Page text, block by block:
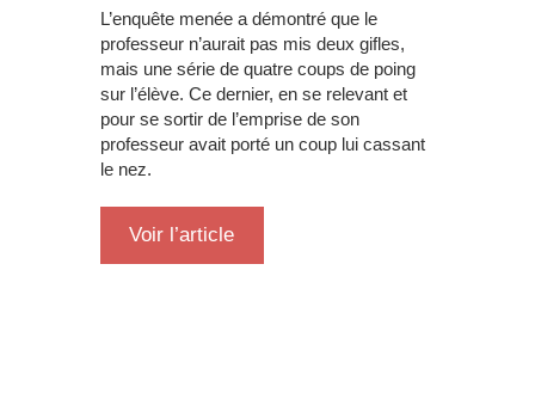
L’enquête menée a démontré que le
professeur n’aurait pas mis deux gifles,
mais une série de quatre coups de poing
sur l’élève. Ce dernier, en se relevant et
pour se sortir de l’emprise de son
professeur avait porté un coup lui cassant
le nez.
Voir l’article